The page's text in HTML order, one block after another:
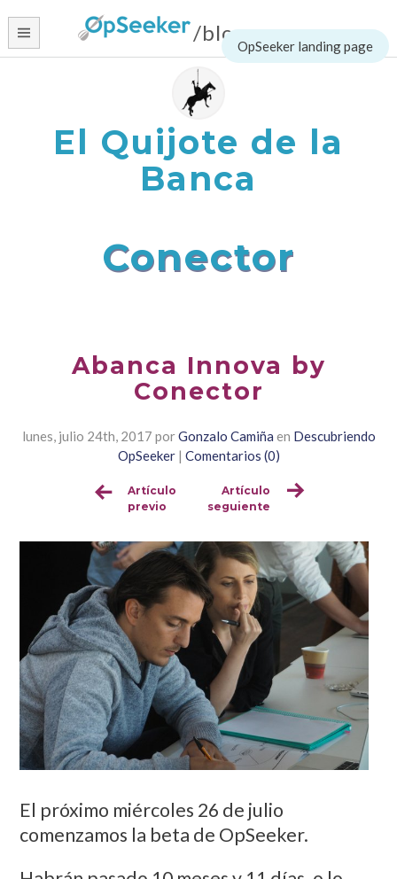
/blog
El Quijote de la
Banca
Conector
Abanca Innova by
Conector
lunes, julio 24th, 2017 porGonzalo Camiña en Descubriendo
OpSeeker| Comentarios (0)
Sigue
Artículo
previo
Artículo
seguiente
El próximo miércoles 26 de julio
comenzamos la beta de OpSeeker.